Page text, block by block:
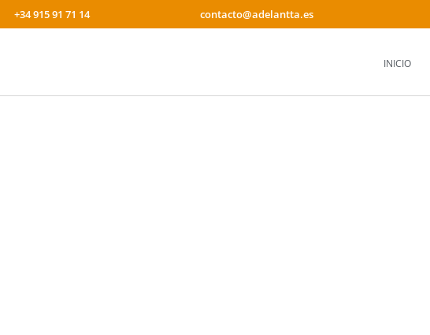
+34 915 91 71 14 contacto@adelantta.es
INICIO